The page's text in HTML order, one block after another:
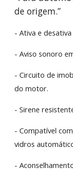
de origem.”
- Ativa e
- Aviso sonoro
- Circuito de
do motor.
- Sirene
- Compatível
vidros
-